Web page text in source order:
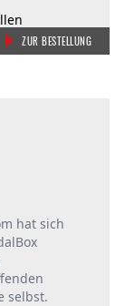
ZUR BESTELLUNG
hat sich
selbst.